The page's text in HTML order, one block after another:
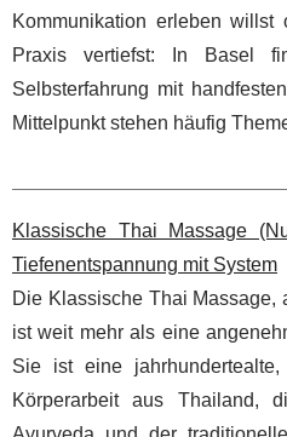
Kommunikation erleben
Praxis vertiefst: In Basel
Selbsterfahrung mit
Mittelpunkt stehen häufig
Klassische Thai Massage
Tiefenentspannung mit System
Die Klassische Thai Massage,
ist weit mehr als eine
Sie ist eine
Körperarbeit aus Thailand,